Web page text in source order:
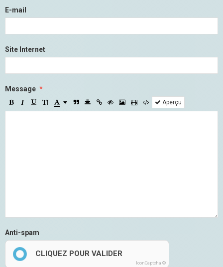
E-mail
Site Internet
Message
Aperçu
Anti-spam
CLIQUEZ POUR VALIDER
IconCaptcha ©